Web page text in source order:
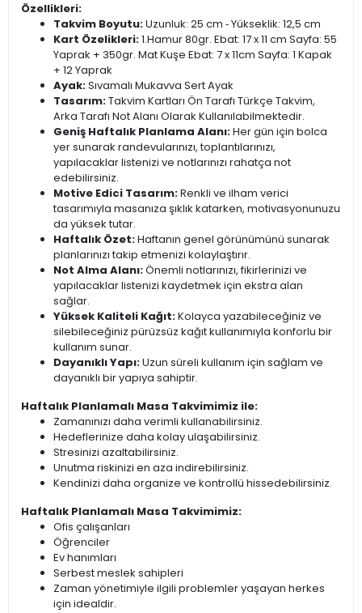
Özellikleri:
Takvim Boyutu:Uzunluk: 25 cm ‐ Yükseklik: 12,5 cm
Kart Özelikleri:1.Hamur 80gr. Ebat: 17 x 11 cm Sayfa: 55
Yaprak + 350gr. Mat Kuşe Ebat: 7 x 11cm Sayfa: 1 Kapak
+ 12 Yaprak
Ayak:Sıvamalı Mukavva Sert Ayak
Tasarım:Takvim Kartları Ön Tarafı Türkçe Takvim,
Arka Tarafı Not Alanı Olarak Kullanılabilmektedir.
Geniş Haftalık Planlama Alanı:Her gün için bolca
yer sunarak randevularınızı, toplantılarınızı,
yapılacaklar listenizi ve notlarınızı rahatça not
edebilirsiniz.
Motive Edici Tasarım:Renkli ve ilham verici
tasarımıyla masanıza şıklık katarken, motivasyonunuzu
da yüksek tutar.
Haftalık Özet:Haftanın genel görünümünü sunarak
planlarınızı takip etmenizi kolaylaştırır.
Not Alma Alanı:Önemli notlarınızı, fikirlerinizi ve
yapılacaklar listenizi kaydetmek için ekstra alan
sağlar.
Yüksek Kaliteli Kağıt:Kolayca yazabileceğiniz ve
silebileceğiniz pürüzsüz kağıt kullanımıyla konforlu bir
kullanım sunar.
Dayanıklı Yapı:Uzun süreli kullanım için sağlam ve
dayanıklı bir yapıya sahiptir.
Haftalık Planlamalı Masa Takvimimiz ile:
Zamanınızı daha verimli kullanabilirsiniz.
Hedeflerinize daha kolay ulaşabilirsiniz.
Stresinizi azaltabilirsiniz.
Unutma riskinizi en aza indirebilirsiniz.
Kendinizi daha organize ve kontrollü hissedebilirsiniz.
Haftalık Planlamalı Masa Takvimimiz:
Ofis çalışanları
Öğrenciler
Ev hanımları
Serbest meslek sahipleri
Zaman yönetimiyle ilgili problemler yaşayan herkes
için idealdir.